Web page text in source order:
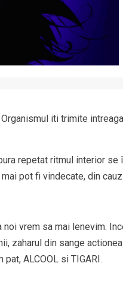
iti trimite
repetat ritmul interior
pot fi vindecate, din
vrem sa mai lenevim.
zaharul din sange
ALCOOL si TIGARI.